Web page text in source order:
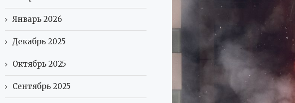
Январь 2026
Декабрь 2025
Октябрь 2025
Сентябрь 2025